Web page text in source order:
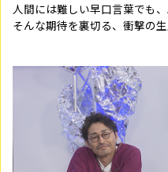
人間には難しい早口言葉でも
そんな期待を裏切る、衝撃の